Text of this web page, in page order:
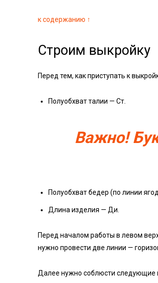
к содержанию ↑
Строим выкройку
Перед тем, как приступать к
Полуобхват талии — Ст.
Важно!
Полуобхват бедер (по линии
Длина изделия — Ди.
Перед началом работы в левом
нужно провести две линии —
Далее нужно соблюсти следующие